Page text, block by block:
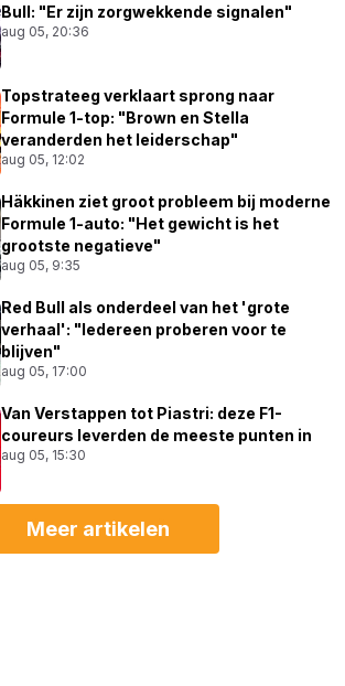
Bull: "Er zijn zorgwekkende signalen"
aug 05, 20:36
Topstrateeg verklaart sprong naar
Formule 1-top: "Brown en Stella
veranderden het leiderschap"
aug 05, 12:02
Häkkinen ziet groot probleem bij moderne
Formule 1-auto: "Het gewicht is het
grootste negatieve"
aug 05, 9:35
Red Bull als onderdeel van het 'grote
verhaal': "Iedereen proberen voor te
blijven"
aug 05, 17:00
Van Verstappen tot Piastri: deze F1-
coureurs leverden de meeste punten in
aug 05, 15:30
Meer artikelen